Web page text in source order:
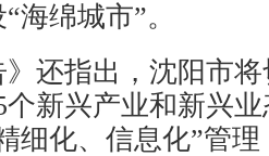
海绵城市”。
指出，沈阳市将
新兴产业和新兴
细化、信息化”管